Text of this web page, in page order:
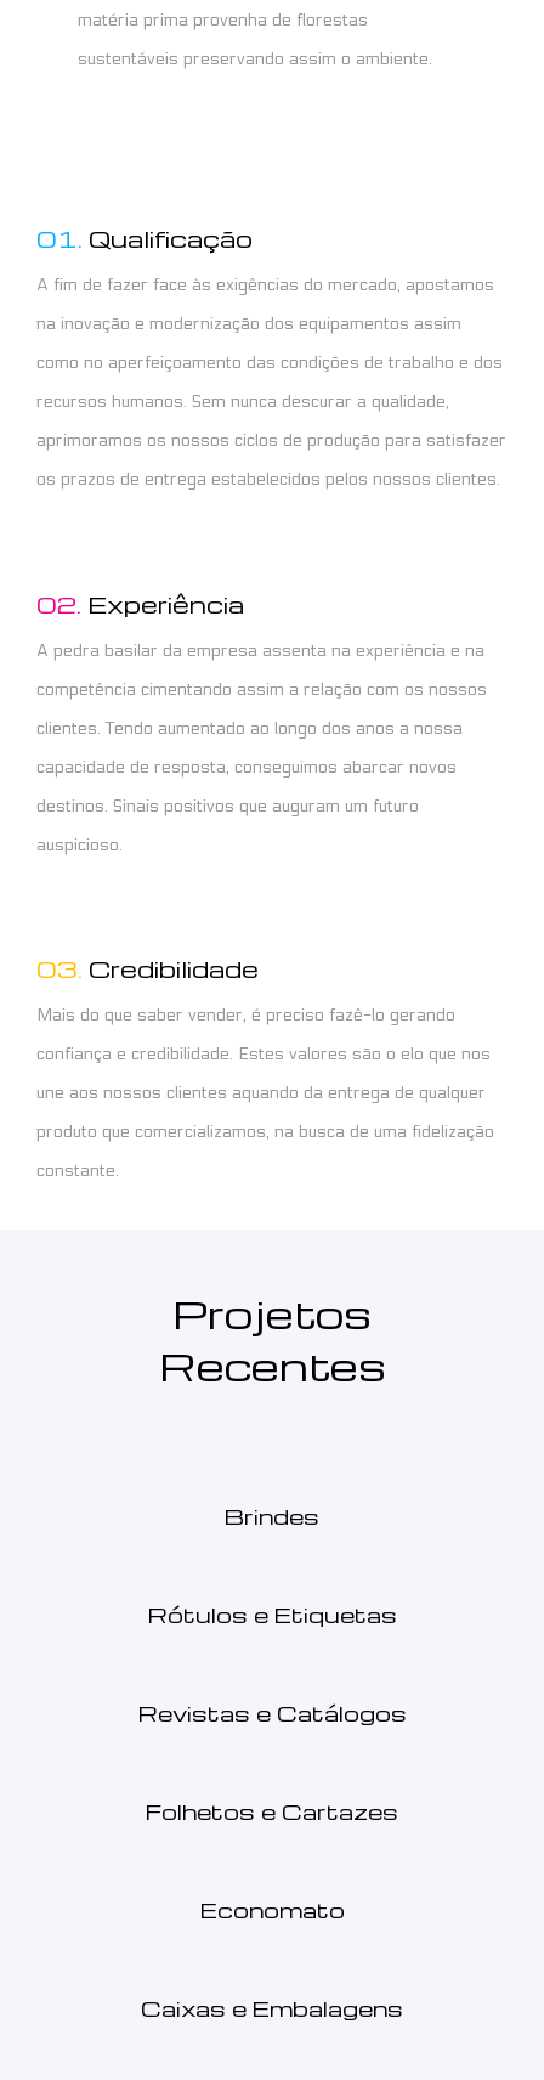
matéria prima provenha de florestas
sustentáveis preservando assim o ambiente.
01. Qualificação
A fim de fazer face às exigências do mercado, apostamos
na inovação e modernização dos equipamentos assim
como no aperfeiçoamento das condições de trabalho e dos
recursos humanos. Sem nunca descurar a qualidade,
aprimoramos os nossos ciclos de produção para satisfazer
os prazos de entrega estabelecidos pelos nossos clientes.
02. Experiência
A pedra basilar da empresa assenta na experiência e na
competência cimentando assim a relação com os nossos
clientes. Tendo aumentado ao longo dos anos a nossa
capacidade de resposta, conseguimos abarcar novos
destinos. Sinais positivos que auguram um futuro
auspicioso.
03. Credibilidade
Mais do que saber vender, é preciso fazê-lo gerando
confiança e credibilidade. Estes valores são o elo que nos
une aos nossos clientes aquando da entrega de qualquer
produto que comercializamos, na busca de uma fidelização
constante.
Projetos
Recentes
Brindes
Rótulos e Etiquetas
Revistas e Catálogos
Folhetos e Cartazes
Economato
Caixas e Embalagens